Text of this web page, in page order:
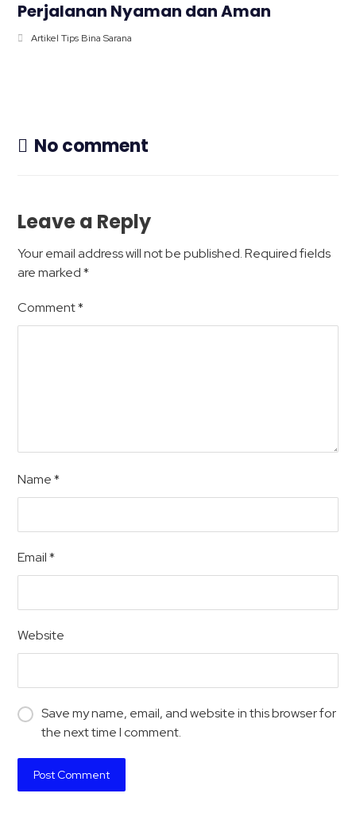
Perjalanan Nyaman dan Aman
Artikel Tips Bina Sarana
No comment
Leave a Reply
Your email address will not be published. Required fields
are marked*
Comment*
Name*
Email*
Website
Save my name, email, and website in this browser for
the next time I comment.